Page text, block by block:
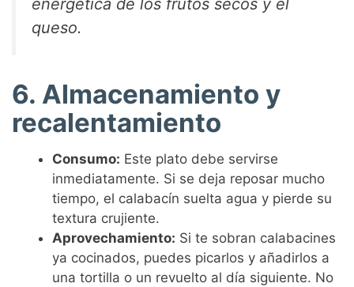
energética de los frutos secos y el
queso.
6. Almacenamiento y
recalentamiento
Consumo: Este plato debe servirse
inmediatamente. Si se deja reposar mucho
tiempo, el calabacín suelta agua y pierde su
textura crujiente.
Aprovechamiento: Si te sobran calabacines
ya cocinados, puedes picarlos y añadirlos a
una tortilla o un revuelto al día siguiente. No